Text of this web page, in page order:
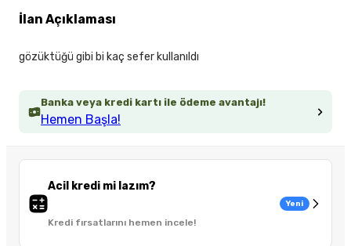
Banka veya kredi kartı ile ödeme avantajı!
Hemen Başla!
Acil kredi mi lazım?
Kredi fırsatlarını hemen incele!
Yeni
İlan Açıklaması
gözüktüğü gibi bi kaç sefer kullanıldı